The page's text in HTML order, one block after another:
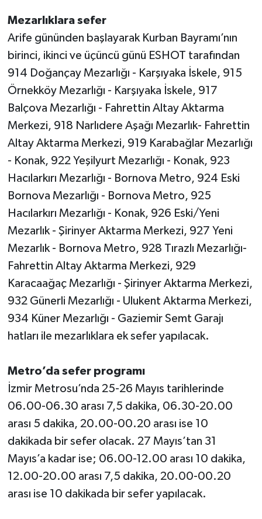
Mezarlıklara sefer
Arife gününden başlayarak Kurban Bayramı’nın
birinci, ikinci ve üçüncü günü ESHOT tarafından
914 Doğançay Mezarlığı - Karşıyaka İskele, 915
Örnekköy Mezarlığı - Karşıyaka İskele, 917
Balçova Mezarlığı - Fahrettin Altay Aktarma
Merkezi, 918 Narlıdere Aşağı Mezarlık- Fahrettin
Altay Aktarma Merkezi, 919 Karabağlar Mezarlığı
- Konak, 922 Yeşilyurt Mezarlığı - Konak, 923
Hacılarkırı Mezarlığı - Bornova Metro, 924 Eski
Bornova Mezarlığı - Bornova Metro, 925
Hacılarkırı Mezarlığı - Konak, 926 Eski/Yeni
Mezarlık - Şirinyer Aktarma Merkezi, 927 Yeni
Mezarlık - Bornova Metro, 928 Tırazlı Mezarlığı-
Fahrettin Altay Aktarma Merkezi, 929
Karacaağaç Mezarlığı - Şirinyer Aktarma Merkezi,
932 Günerli Mezarlığı - Ulukent Aktarma Merkezi,
934 Küner Mezarlığı - Gaziemir Semt Garajı
hatları ile mezarlıklara ek sefer yapılacak.
Metro’da sefer programı
İzmir Metrosu’nda 25-26 Mayıs tarihlerinde
06.00-06.30 arası 7,5 dakika, 06.30-20.00
arası 5 dakika, 20.00-00.20 arası ise 10
dakikada bir sefer olacak. 27 Mayıs’tan 31
Mayıs’a kadar ise; 06.00-12.00 arası 10 dakika,
12.00-20.00 arası 7,5 dakika, 20.00-00.20
arası ise 10 dakikada bir sefer yapılacak.